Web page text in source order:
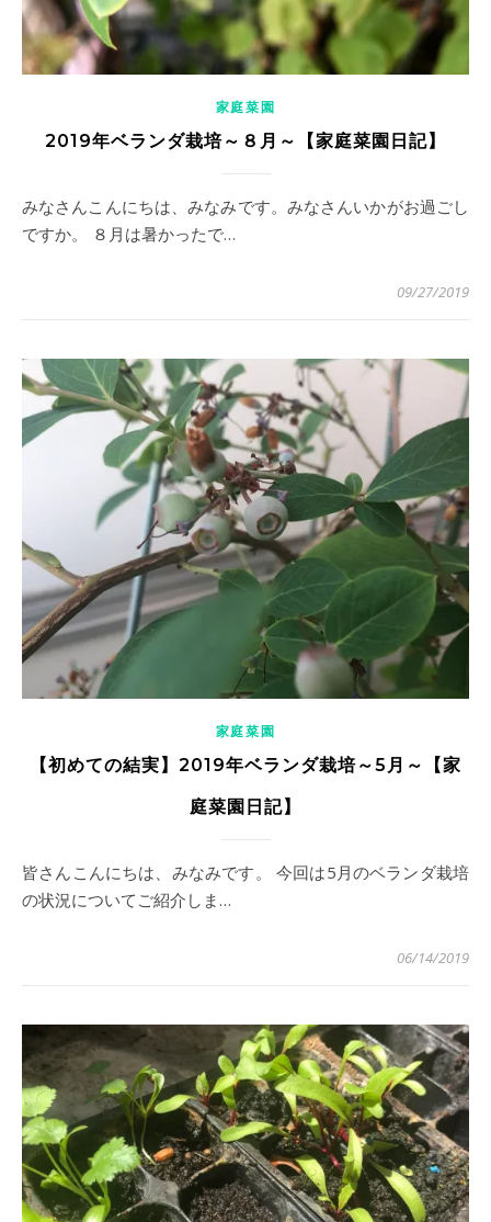
家庭菜園
2019年ベランダ栽培～８月～【家庭菜園日記】
みなさんこんにちは、みなみです。みなさんいかがお過ごし
ですか。 ８月は暑かったで…
09/27/2019
家庭菜園
【初めての結実】2019年ベランダ栽培～5月～【家
庭菜園日記】
皆さんこんにちは、みなみです。 今回は5月のベランダ栽培
の状況についてご紹介しま…
06/14/2019